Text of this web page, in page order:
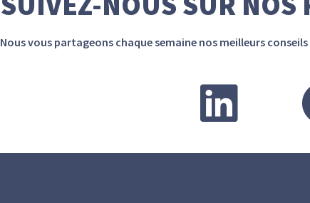
Nous vous partageons chaque semaine nos meilleurs